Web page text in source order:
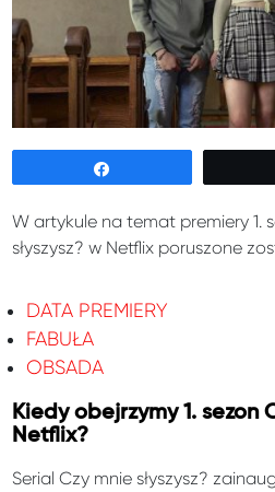
W artykule na temat premiery 1.
słyszysz? w Netflix poruszone
DATA PREMIERY
FABUŁA
OBSADA
Kiedy obejrzymy 1. sezon
Netflix?
Serial Czy mnie słyszysz?